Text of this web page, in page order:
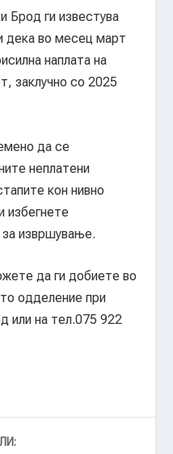
ги известува
дека во месец март
наплата на
заклучно со 2025
да се
неплатени
кон нивно
избегнете
извршување.
да ги добиете во
одделение при
или на тел.075 922